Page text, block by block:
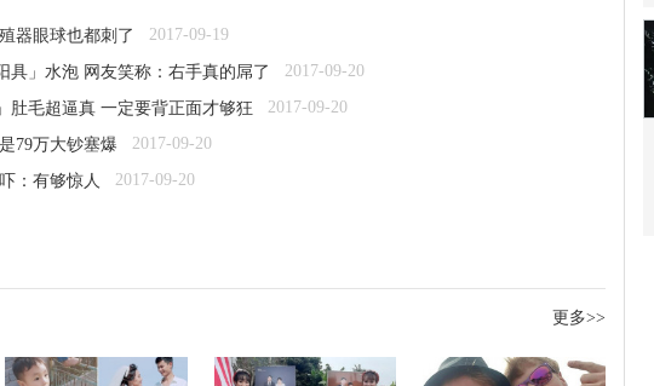
器眼球也都刺了 2017-09-19
具」水泡 网友笑称：右手真的屌了 2017-09-20
肚毛超逼真 一定要背正面才够狂 2017-09-20
79万大钞塞爆 2017-09-20
：有够惊人 2017-09-20
更多>>